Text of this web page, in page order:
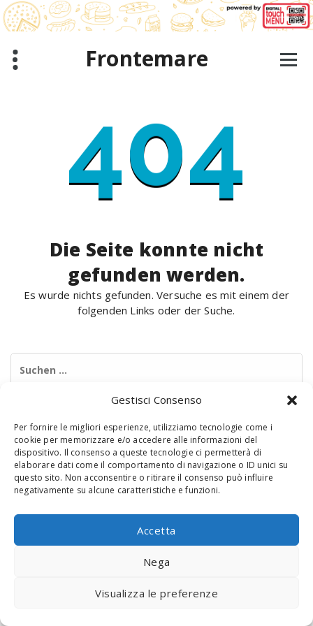
Gestisci Consenso
Per fornire le migliori esperienze, utilizziamo tecnologie come i
cookie per memorizzare e/o accedere alle informazioni del
dispositivo. Il consenso a queste tecnologie ci permetterà di
elaborare dati come il comportamento di navigazione o ID unici su
questo sito. Non acconsentire o ritirare il consenso può influire
negativamente su alcune caratteristiche e funzioni.
Accetta
Nega
Visualizza le preferenze
Zum
Inhalt
springen
Frontemare
404
Die Seite konnte nicht
gefunden werden.
Es wurde nichts gefunden. Versuche es mit einem der
folgenden Links oder der Suche.
© 2020 Digital Touch Menu. Menu realizzato da